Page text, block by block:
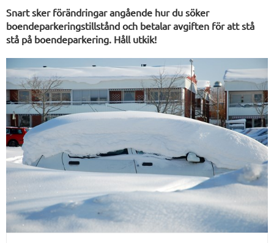
Snart sker förändringar angående hur du söker
boendeparkeringstillstånd och betalar avgiften för att stå
stå på boendeparkering. Håll utkik!